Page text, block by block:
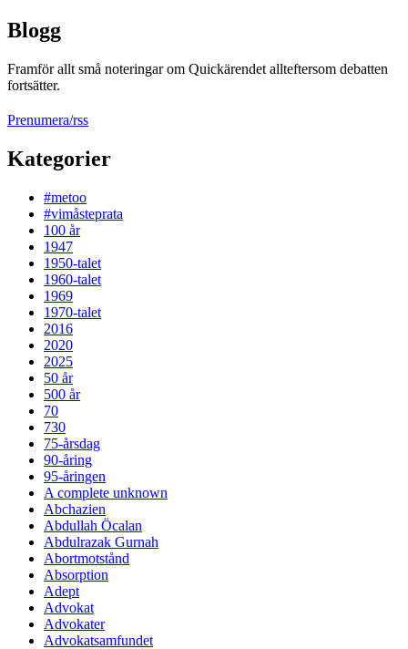
Blogg
Framför allt små noteringar om Quickärendet allteftersom debatten
fortsätter.
Prenumera/rss
Kategorier
#metoo
#vimåsteprata
100 år
1947
1950-talet
1960-talet
1969
1970-talet
2016
2020
2025
50 år
500 år
70
730
75-årsdag
90-åring
95-åringen
A complete unknown
Abchazien
Abdullah Öcalan
Abdulrazak Gurnah
Abortmotstånd
Absorption
Adept
Advokat
Advokater
Advokatsamfundet